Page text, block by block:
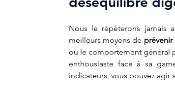
Nous le répéterons jamais
meilleurs moyens de
ou le comportement général
enthousiaste face à sa
indicateurs, vous pouvez agir